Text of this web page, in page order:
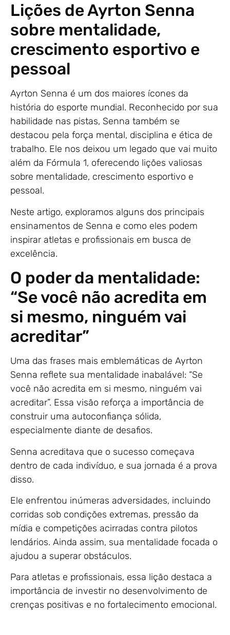
Lições de Ayrton Senna
sobre mentalidade,
crescimento esportivo e
pessoal
Ayrton Senna é um dos maiores ícones da
história do esporte mundial. Reconhecido por sua
habilidade nas pistas, Senna também se
destacou pela força mental, disciplina e ética de
trabalho. Ele nos deixou um legado que vai muito
além da Fórmula 1, oferecendo lições valiosas
sobre mentalidade, crescimento esportivo e
pessoal.
Neste artigo, exploramos alguns dos principais
ensinamentos de Senna e como eles podem
inspirar atletas e profissionais em busca de
excelência.
O poder da mentalidade:
“Se você não acredita em
si mesmo, ninguém vai
acreditar”
Uma das frases mais emblemáticas de Ayrton
Senna reflete sua mentalidade inabalável: “Se
você não acredita em si mesmo, ninguém vai
acreditar”. Essa visão reforça a importância de
construir uma autoconfiança sólida,
especialmente diante de desafios.
Senna acreditava que o sucesso começava
dentro de cada indivíduo, e sua jornada é a prova
disso.
Ele enfrentou inúmeras adversidades, incluindo
corridas sob condições extremas, pressão da
mídia e competições acirradas contra pilotos
lendários. Ainda assim, sua mentalidade focada o
ajudou a superar obstáculos.
Para atletas e profissionais, essa lição destaca a
importância de investir no desenvolvimento de
crenças positivas e no fortalecimento emocional.